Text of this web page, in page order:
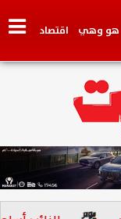
هو وهي اقتصاد
سيارات